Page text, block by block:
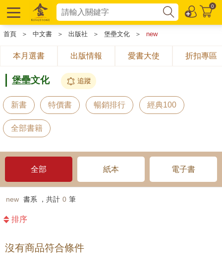
0
首頁 ＞ 中文書 ＞ 出版社 ＞ 堡壘文化 ＞ new
本月選書 出版情報 愛書大使 折扣專區
堡壘文化 追蹤
新書 特價書 暢銷排行 經典100
全部書籍
全部 紙本 電子書
new 書系 ，共計 0 筆
排序
沒有商品符合條件